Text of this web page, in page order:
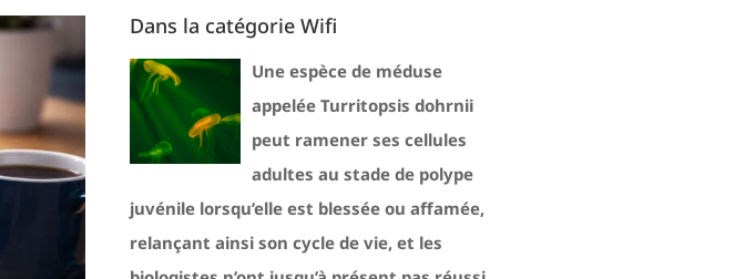
Dans la catégorie Wifi
Une espèce de méduse
appelée Turritopsis dohrnii
peut ramener ses cellules
adultes au stade de polype
juvénile lorsqu’elle est blessée ou affamée,
relançant ainsi son cycle de vie, et les